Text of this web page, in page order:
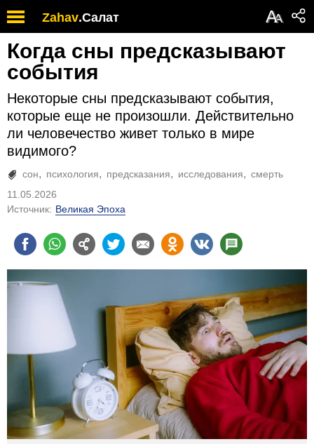
Zahav.Салат АА
Когда сны предсказывают
события
Некоторые сны предсказывают события,
которые еще не произошли. Действительно
ли человечество живет только в мире
видимого?
сон психология предсказания исследования
смерть
11.05.2026
Источник: Великая Эпоха